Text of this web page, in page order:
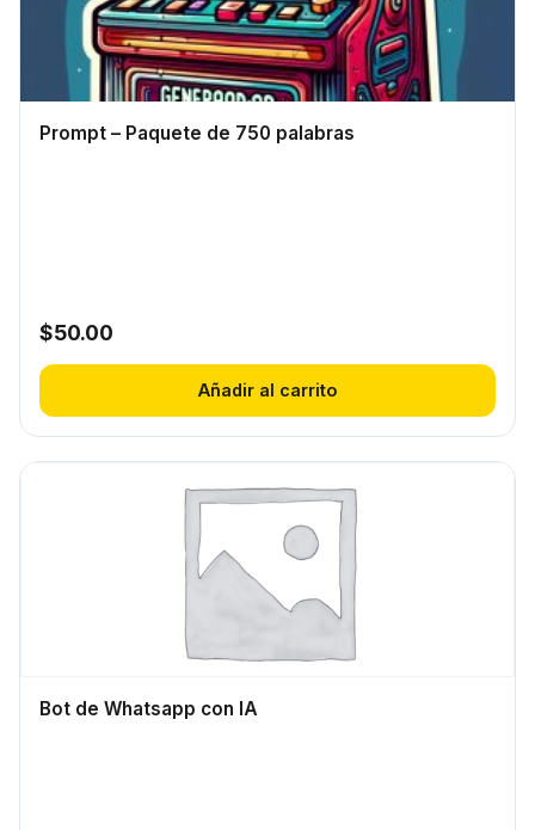
Prompt – Paquete de 750 palabras
$50.00
Añadir al carrito
Bot de Whatsapp con IA